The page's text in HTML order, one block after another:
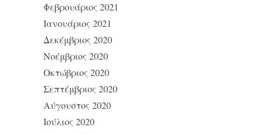
Φεβρουάριος 2021
Ιανουάριος 2021
Δεκέμβριος 2020
Νοέμβριος 2020
Οκτώβριος 2020
Σεπτέμβριος 2020
Αύγουστος 2020
Ιούλιος 2020